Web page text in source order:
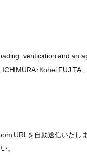
verification and an
･Kohei FUJITA
URLを自動送信いたしま
。